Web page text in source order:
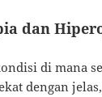
dan
di mana
dengan